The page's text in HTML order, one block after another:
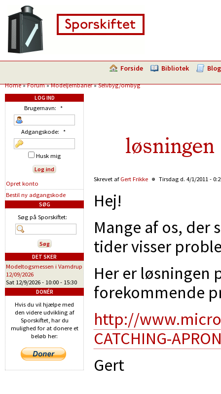
Forside Bibliotek Blog
Home»Forum»Modeljernbaner»Selvbyg/ombyg
Skrevet af Gert Frikke Tirsdag d. 4/1/2011 -
Hej!
Mange af os, der
tider visser
Her er løsningen
forekommende
http://
CATCHING-
Gert
LOG IND
Brugernavn: *
Adgangskode: *
Husk mig
Opret konto
Bestil ny adgangskode
SØG
Søg på Sporskiftet:
DET SKER
Modeltogsmessen i Vamdrup
12/09/2026
Sat 12/9/2026 - 10:00 - 15:30
DONÉR
Hvis du vil hjælpe med
den videre udvikling af
Sporskiftet, har du
mulighed for at donere et
beløb her: